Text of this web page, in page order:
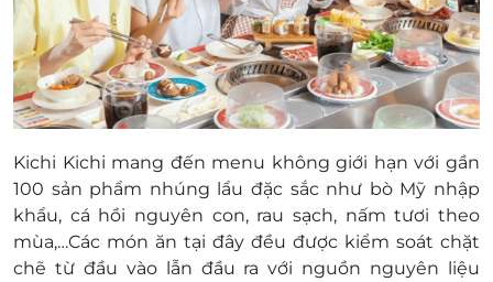
Thiết, Bình Thuận
Hà Nội
Tầng 1-2, Tòa nhà Park Home, Trần Thái Tông, Cầu
Giấy, Hà Nội
L5-03, Tầng 5, TTTM Tràng Tiền plaza, 24 Hai Bà
Trưng, Hoàn Kiếm, Hà Nội
Tầng 3 Indochina Plaza, 239 Xuân Thủy, P.Dịch Vọng
Hậu, Q.Cầu Giấy, Tp.Hà Nội
Số 236 Phạm Văn Đồng, P.Cổ Nhuế, Q.Bắc Từ Liêm,
Tp.Hà Nội
Kichi Kichi mang đến menu không giới hạn với gần
100 sản phẩm nhúng lẩu đặc sắc như bò Mỹ nhập
khẩu, cá hồi nguyên con, rau sạch, nấm tươi theo
mùa,…Các món ăn tại đây đều được kiểm soát chặt
chẽ từ đầu vào lẫn đầu ra với nguồn nguyên liệu